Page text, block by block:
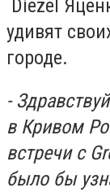
Diezel
удивят
городе.
-
в Кривом
встречи с
было бы